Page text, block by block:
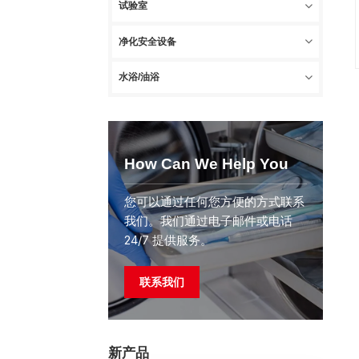
试验室
净化安全设备
水浴/油浴
How Can We Help You
您可以通过任何您方便的方式联系
我们。我们通过电子邮件或电话
24/7 提供服务。
联系我们
新产品